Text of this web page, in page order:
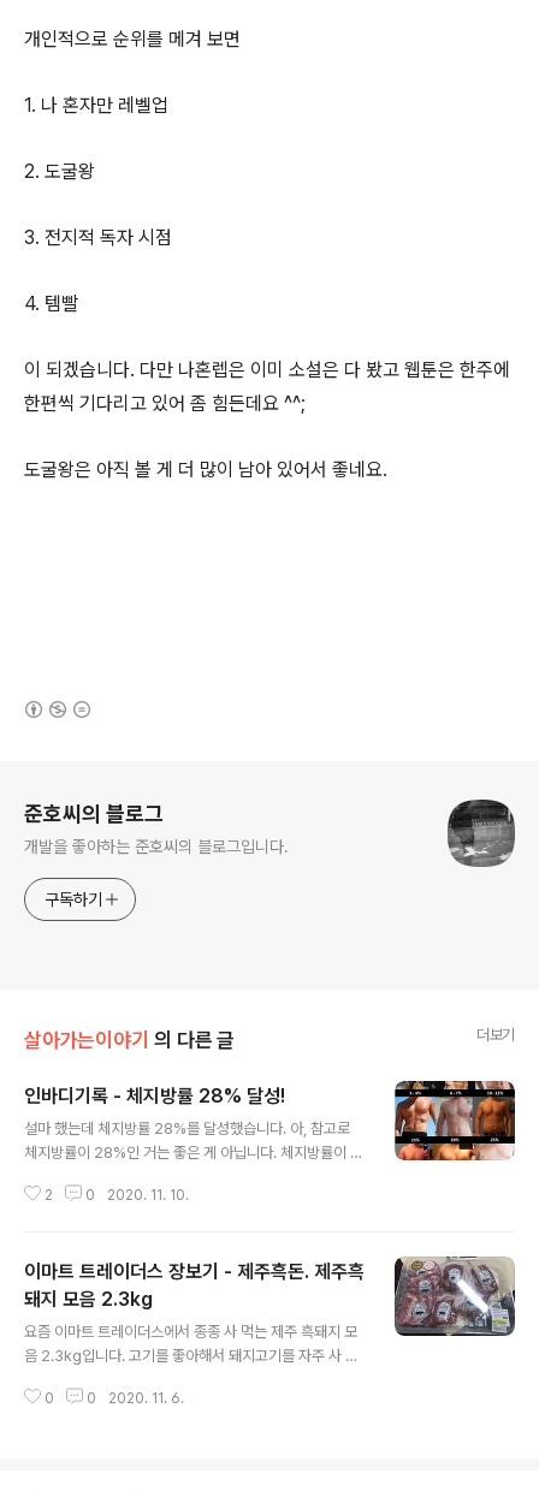
개인적으로 순위를 메겨 보면
1. 나 혼자만 레벨업
2. 도굴왕
3. 전지적 독자 시점
4. 템빨
이 되겠습니다. 다만 나혼렙은 이미 소설은 다 봤고 웹툰은 한주에
한편씩 기다리고 있어 좀 힘든데요 ^^;
도굴왕은 아직 볼 게 더 많이 남아 있어서 좋네요.
준호씨의 블로그
개발을 좋아하는 준호씨의 블로그입니다.
구독하기
살아가는이야기 의 다른 글 더보기
인바디기록 - 체지방률 28% 달성!
설마 했는데 체지방률 28%를 달성했습니다. 아, 참고로
체지방률이 28%인 거는 좋은 게 아닙니다. 체지방률이 어
때에서는 20% 정도가 평균인 거 같습니다. 28%면 상당
제가 저렇게 살집이 있다고 생각하지는 않지만 어쩌면 저
의 현실 부정일지도 모릅니다 ㅠㅠ 배만 나오는 편인데 아
마 제 몸의 지방 대부분이 배에 모여 있지 않나 추측해 봅니
다. 지방은 많고 근육은 부족합니다 ㅠㅠ 그래도 요즘은 링
피트로 가볍게 운동을 하기는 하는데 말이죠. 아직은 뭐 이
렇다 할 체지방률을 줄일 방법은 모르겠습니다. 일단은 그
2 0 2020. 11. 10.
이마트 트레이더스 장보기 - 제주흑돈. 제주흑
돼지 모음 2.3kg
요즘 이마트 트레이더스에서 종종 사 먹는 제주 흑돼지 모
음 2.3kg입니다. 고기를 좋아해서 돼지고기를 자주 사 먹
찌개도 해 먹고 했었는데요. 한 가지 부위만 주야장천 먹어
0 0 2020. 11. 6.